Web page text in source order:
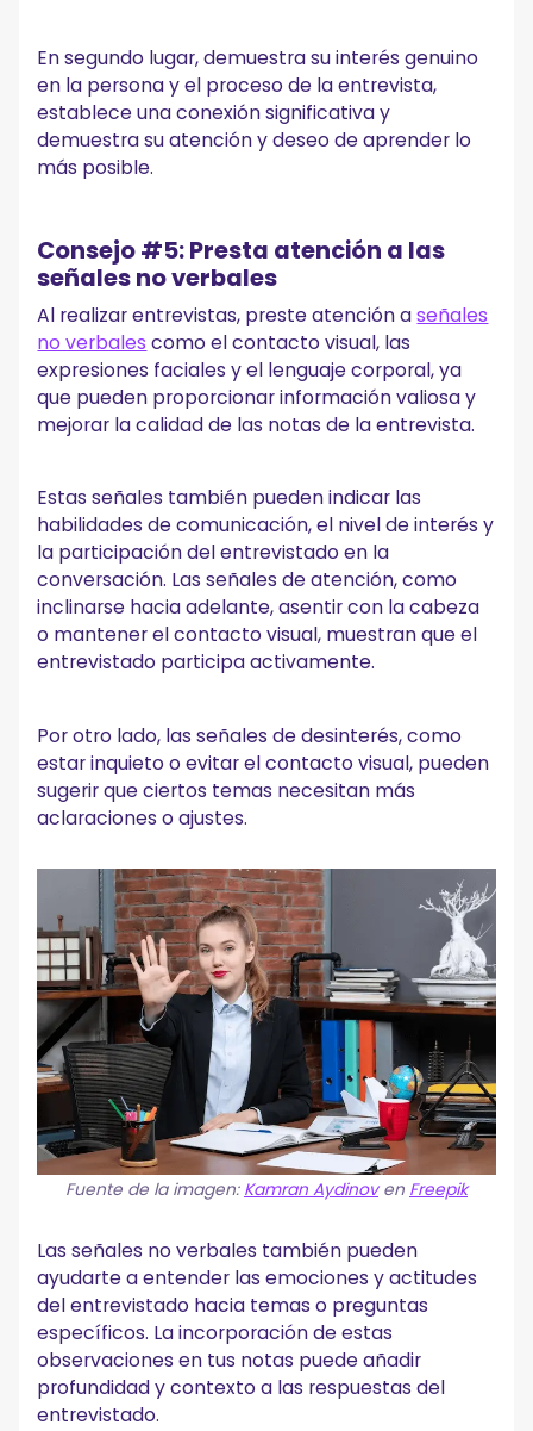
En segundo lugar, demuestra su interés genuino
en la persona y el proceso de la entrevista,
establece una conexión significativa y
demuestra su atención y deseo de aprender lo
más posible.
Consejo #5: Presta atención a las
señales no verbales
Al realizar entrevistas, preste atención aseñales
no verbales como el contacto visual, las
expresiones faciales y el lenguaje corporal, ya
que pueden proporcionar información valiosa y
mejorar la calidad de las notas de la entrevista.
Estas señales también pueden indicar las
habilidades de comunicación, el nivel de interés y
la participación del entrevistado en la
conversación. Las señales de atención, como
inclinarse hacia adelante, asentir con la cabeza
o mantener el contacto visual, muestran que el
entrevistado participa activamente.
Por otro lado, las señales de desinterés, como
estar inquieto o evitar el contacto visual, pueden
sugerir que ciertos temas necesitan más
aclaraciones o ajustes.
Fuente de la imagen: Kamran Aydinoven Freepik
Las señales no verbales también pueden
ayudarte a entender las emociones y actitudes
del entrevistado hacia temas o preguntas
específicos. La incorporación de estas
observaciones en tus notas puede añadir
profundidad y contexto a las respuestas del
entrevistado.